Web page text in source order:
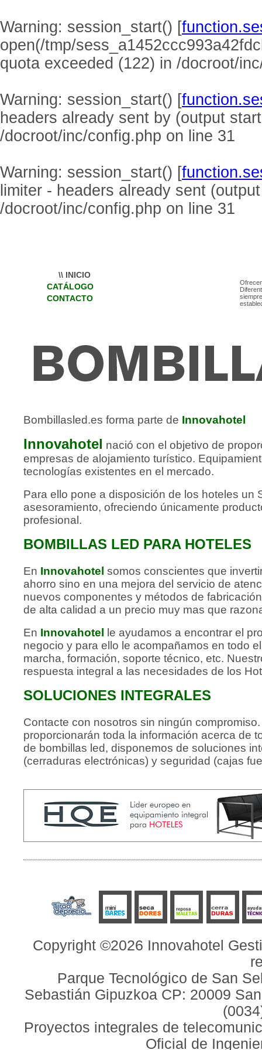
Warning: session_start() [
open(/tmp/
quota exceeded (122) in /docroot/
Warning: session_start() [
headers already sent by (output
/docroot/inc/config.php on line 31
Warning: session_start() [
limiter - headers already sent
/docroot/inc/config.php on line 31
\\ INICIO
CATÁLOGO
CONTACTO
Bombillasled.es forma parte de Innovahotel
Innovahotel nació con el objetivo de
empresas de alojamiento turístico.
tecnologías existentes en el mercado.
Para ello pone a disposición de los hoteles un
asesoramiento, ofreciendo únicamente
profesional.
BOMBILLAS LED PARA HOTELES
En Innovahotel somos conscientes que
ahorro sino en una mejora del servicio de
nuevos componentes y métodos de
de alta calidad a un precio muy mas que
En Innovahotel le ayudamos a encontrar el
negocio y para ello le acompañamos en todo
marcha, formación, soporte técnico, etc.
respuesta integral a las necesidades de los
SOLUCIONES INTEGRALES
Contacte con nosotros sin ningún
proporcionarán toda la información acerca de
de bombillas led, disponemos de soluciones
(cerraduras electrónicas) y seguridad (cajas
Copyright ©2026 Innovahotel
Parque Tecnológico de San
Sebastián Gipuzkoa CP: 20009
Proyectos integrales de
Oficial de